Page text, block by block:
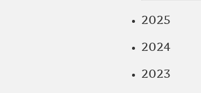
2025
2024
2023